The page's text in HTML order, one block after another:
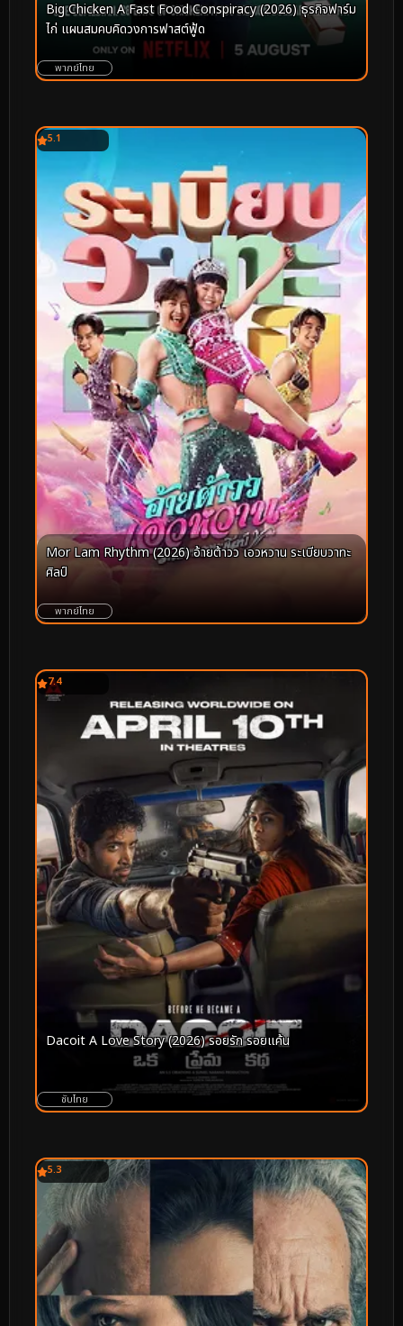
Big Chicken A Fast Food Conspiracy (2026) ธุรกิจฟาร์ม
ไก่ แผนสมคบคิดวงการฟาสต์ฟู้ด
พากย์ไทย
5.1
Mor Lam Rhythm (2026) อ้ายต้าวว เอวหวาน ระเบียบวาทะ
ศิลป์
พากย์ไทย
7.4
Dacoit A Love Story (2026) รอยรัก รอยแค้น
ซับไทย
5.3